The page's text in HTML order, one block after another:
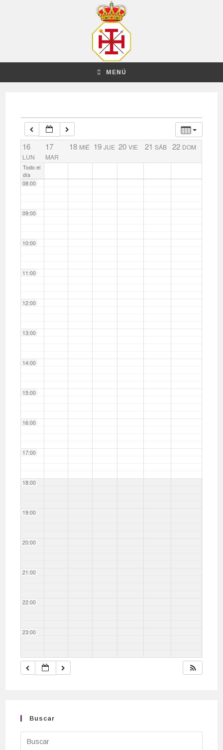
MENÚ
16
LUN
17
MAR
18 MIÉ 19 JUE 20 VIE 21 SÁB 22 DOM
Todo el
día
04:00
06:00
07:00
08:00
09:00
10:00
11:00
12:00
13:00
14:00
15:00
16:00
17:00
18:00
19:00
20:00
21:00
22:00
23:00
Buscar